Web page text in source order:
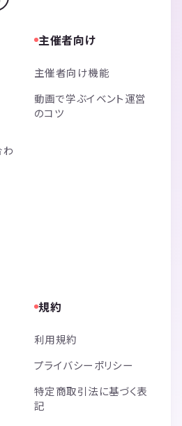
わ
主催者向け
主催者向け機能
動画で学ぶイベント運営
のコツ
規約
利用規約
プライバシーポリシー
特定商取引法に基づく表
記